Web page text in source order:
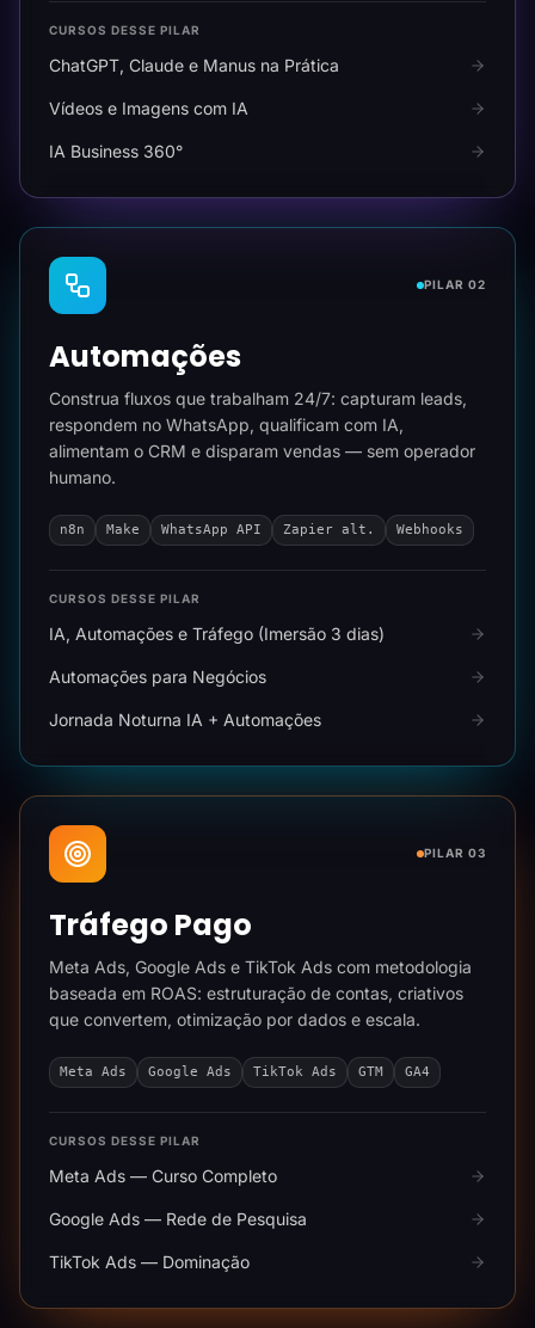
CURSOS DESSE PILAR
ChatGPT, Claude e Manus na Prática
Vídeos e Imagens com IA
IA Business 360°
PILAR 02
Automações
Construa fluxos que trabalham 24/7: capturam leads,
respondem no WhatsApp, qualificam com IA,
alimentam o CRM e disparam vendas — sem operador
humano.
n8n Make WhatsApp API Zapier alt. Webhooks
CURSOS DESSE PILAR
IA, Automações e Tráfego (Imersão 3 dias)
Automações para Negócios
Jornada Noturna IA + Automações
PILAR 03
Tráfego Pago
Meta Ads, Google Ads e TikTok Ads com metodologia
baseada em ROAS: estruturação de contas, criativos
que convertem, otimização por dados e escala.
Meta Ads Google Ads TikTok Ads GTM GA4
CURSOS DESSE PILAR
Meta Ads — Curso Completo
Google Ads — Rede de Pesquisa
TikTok Ads — Dominação